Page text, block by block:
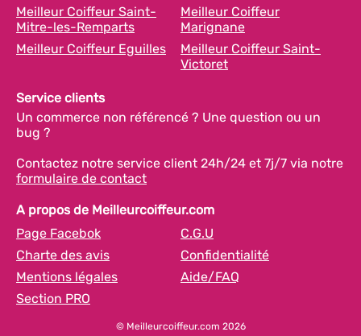
Meilleur Coiffeur Saint-
Mitre-les-Remparts
Meilleur Coiffeur
Marignane
Meilleur Coiffeur Eguilles
Meilleur Coiffeur Saint-
Victoret
Service clients
Un commerce non référencé ? Une question ou un
bug ?
Contactez notre service client 24h/24 et 7j/7 via notre
formulaire de contact
A propos de Meilleurcoiffeur.com
Page Facebok
C.G.U
Charte des avis
Confidentialité
Mentions légales
Aide/FAQ
Section PRO
© Meilleurcoiffeur.com 2026